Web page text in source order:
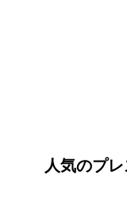
人気のプ